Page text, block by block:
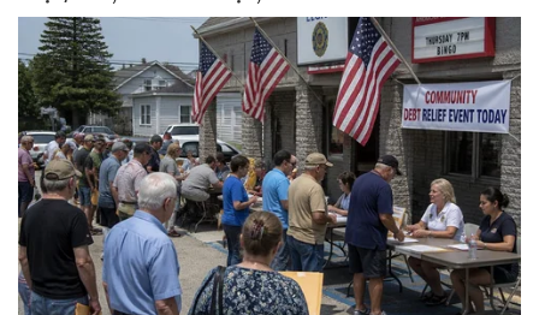
Kinh tế
Bất động sản
Khởi nghiệp
Thị trường
Giá vàng
Tiêu dùng
Tỷ giá
Chứng khoán
Giá cà phê